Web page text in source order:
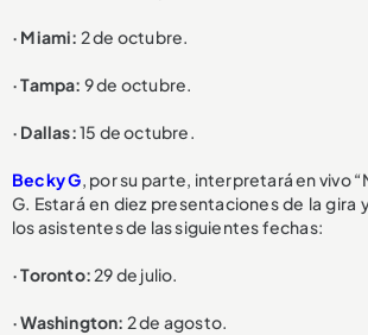
· Miami: 2 de octubre.
· Tampa: 9 de octubre.
· Dallas:15 de octubre.
Becky G, por su parte, interpretará en vivo
G. Estará en diez presentaciones de la gira
los asistentes de las siguientes fechas:
· Toronto: 29 de julio.
· Washington: 2 de agosto.